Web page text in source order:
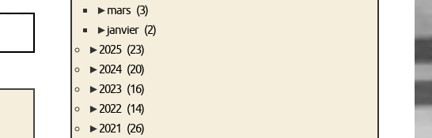
►mars (3)
►janvier (2)
►2025 (23)
►2024 (20)
►2023 (16)
►2022 (14)
►2021 (26)